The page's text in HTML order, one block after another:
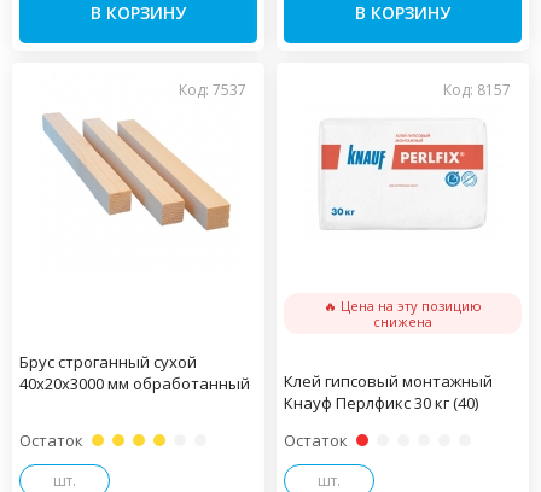
В КОРЗИНУ В КОРЗИНУ
Код: 7537
Брус строганный сухой
40х20х3000 мм обработанный
Остаток
шт.
Код: 8157
🔥 Цена на эту позицию
снижена
Клей гипсовый монтажный
Кнауф Перлфикс 30 кг (40)
Остаток
шт.